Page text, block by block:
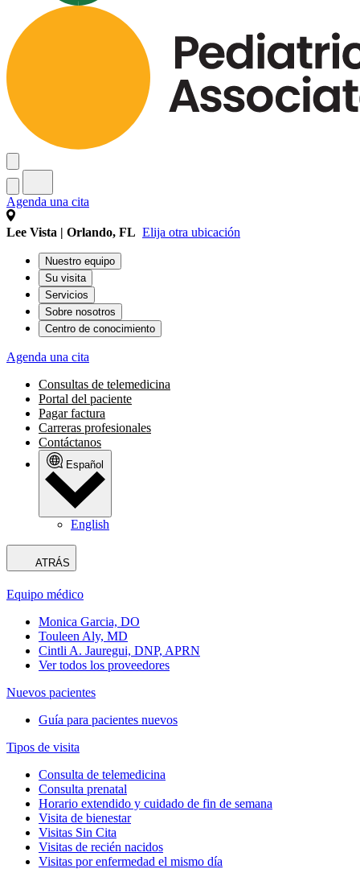
Agenda una cita
Lee Vista | Orlando, FL Elija otra ubicación
Nuestro equipo
Su visita
Servicios
Sobre nosotros
Centro de conocimiento
Agenda una cita
Consultas de telemedicina
Portal del paciente
Pagar factura
Carreras profesionales
Contáctanos
Español
English
ATRÁS
Equipo médico
Monica Garcia, DO
Touleen Aly, MD
Cintli A. Jauregui, DNP, APRN
Ver todos los proveedores
Nuevos pacientes
Guía para pacientes nuevos
Tipos de visita
Consulta de telemedicina
Consulta prenatal
Horario extendido y cuidado de fin de semana
Visita de bienestar
Visitas Sin Cita
Visitas de recién nacidos
Visitas por enfermedad el mismo día